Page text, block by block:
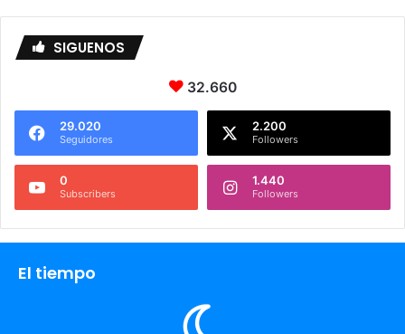
SIGUENOS
32.660
29.020
Seguidores
2.200
Followers
0
Subscribers
1.440
Followers
El tiempo